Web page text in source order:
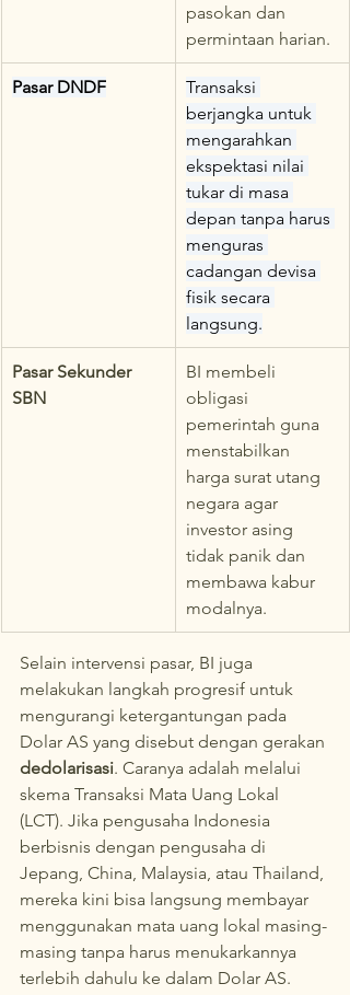
pasokan dan
permintaan harian.
Pasar DNDF
Transaksi
berjangka untuk
mengarahkan
ekspektasi nilai
tukar di masa
depan tanpa harus
menguras
cadangan devisa
fisik secara
langsung.
Pasar Sekunder
SBN
BI membeli
obligasi
pemerintah guna
menstabilkan
harga surat utang
negara agar
investor asing
tidak panik dan
membawa kabur
modalnya.
Selain intervensi pasar, BI juga
melakukan langkah progresif untuk
mengurangi ketergantungan pada
Dolar AS yang disebut dengan gerakan
dedolarisasi. Caranya adalah melalui
skema Transaksi Mata Uang Lokal
(LCT). Jika pengusaha Indonesia
berbisnis dengan pengusaha di
Jepang, China, Malaysia, atau Thailand,
mereka kini bisa langsung membayar
menggunakan mata uang lokal masing-
masing tanpa harus menukarkannya
terlebih dahulu ke dalam Dolar AS.